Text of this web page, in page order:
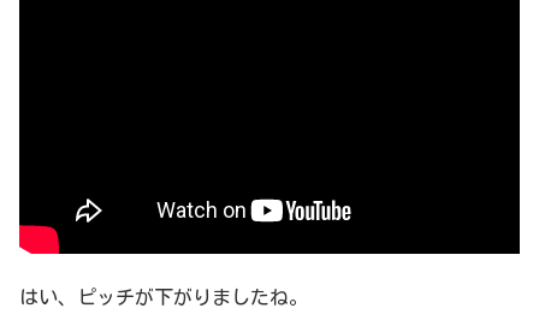
はい、ピッチが下がりましたね。